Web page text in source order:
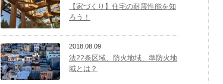
【家づくり】住宅の耐震性能を知
ろう！
2018.08.09
法22条区域、防火地域、準防火地
域とは？